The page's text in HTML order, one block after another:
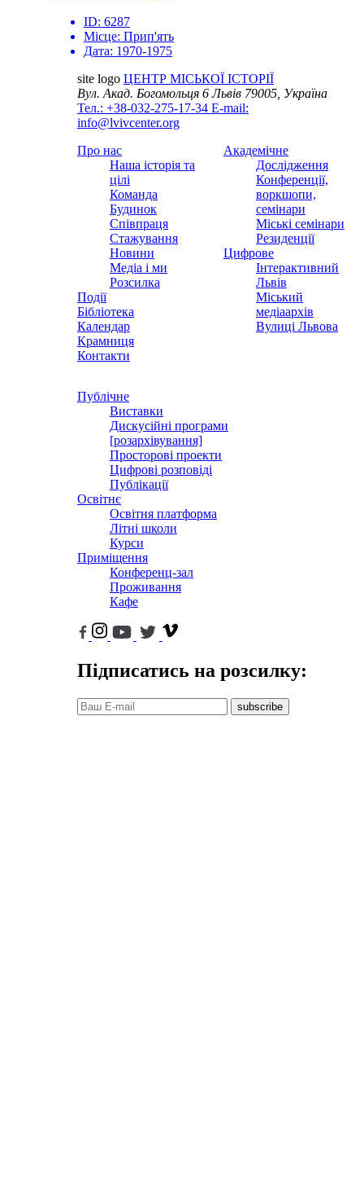
ID: 6287
Місце: Прип'ять
Дата: 1970-1975
site logo ЦЕНТР МІСЬКОЇ ІСТОРІЇ
Вул. Акад. Богомольця 6Львів 79005, Україна
Тел.: +38-032-275-17-34 E-mail:
info@lvivcenter.org
Про нас
Наша історія та
цілі
Команда
Будинок
Співпраця
Стажування
Новини
Медіа і ми
Розсилка
Події
Бібліотека
Календар
Крамниця
Контакти
Академічне
Дослідження
Конференції,
воркшопи,
семінари
Міські семінари
Резиденції
Цифрове
Інтерактивний
Львів
Міський
медіаархів
Вулиці Львова
Публічне
Виставки
Дискусійні програми
[розархівування]
Просторові проекти
Цифрові розповіді
Публікації
Освітнє
Освітня платформа
Літні школи
Курси
Приміщення
Конференц-зал
Проживання
Кафе
Підписатись на розсилку:
subscribe